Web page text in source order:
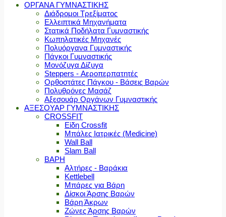
ΟΡΓΑΝΑ ΓΥΜΝΑΣΤΙΚΗΣ
Διάδρομοι Τρεξίματος
Ελλειπτικά Μηχανήματα
Στατικά Ποδήλατα Γυμναστικής
Κωπηλατικές Μηχανές
Πολυόργανα Γυμναστικής
Πάγκοι Γυμναστικής
Μονόζυγα Δίζυγα
Steppers - Αεροπερπατητές
Ορθοστάτες Πάγκου - Βάσεις Βαρών
Πολυθρόνες Μασάζ
Αξεσουάρ Οργάνων Γυμναστικής
ΑΞΕΣΟΥΑΡ ΓΥΜΝΑΣΤΙΚΗΣ
CROSSFIT
Είδη Crossfit
Μπάλες Ιατρικές (Medicine)
Wall Ball
Slam Ball
ΒΑΡΗ
Αλτήρες - Βαράκια
Kettlebell
Μπάρες για Βάρη
Δίσκοι Άρσης Βαρών
Βάρη Άκρων
Ζώνες Άρσης Βαρών